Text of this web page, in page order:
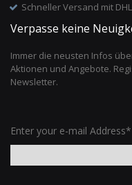
Schneller Versand mit DHL
Verpasse keine
Immer die neusten Infos
Aktionen und Angebote.
Newsletter.
Enter your e-mail Address*